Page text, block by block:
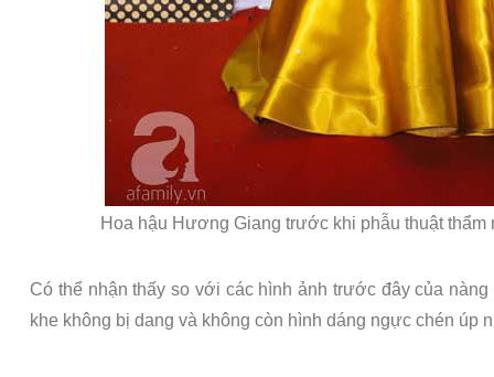
Hoa hậu Hương Giang trước khi phẫu thuật
Có thể nhận thấy so với các hình ảnh trước đây của
khe không bị dang và không còn hình dáng ngực chén úp